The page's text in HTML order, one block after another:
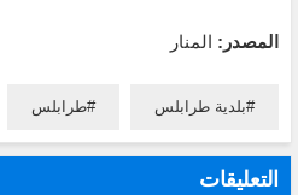
المصدر: المنار
بلدية طرابلس طرابلس
التعليقات